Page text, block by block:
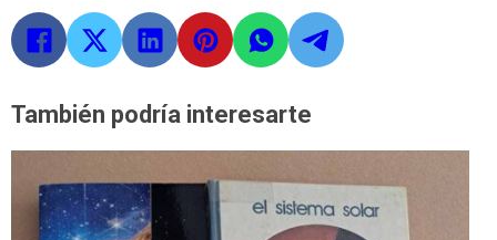
También podría interesarte